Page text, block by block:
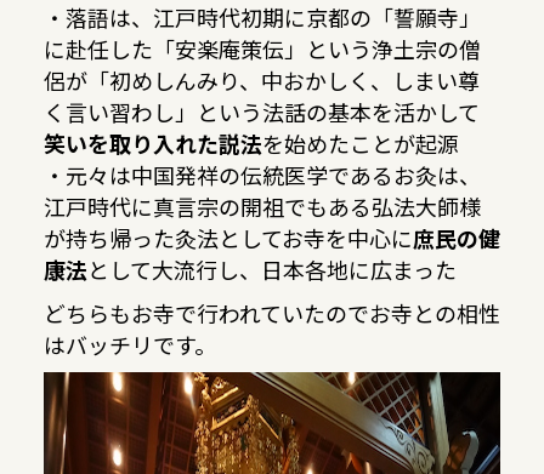
・落語は、江戸時代初期に京都の「誓願寺」
に赴任した「安楽庵策伝」という浄土宗の僧
侶が「初めしんみり、中おかしく、しまい尊
く言い習わし」という法話の基本を活かして
笑いを取り入れた説法を始めたことが起源
・元々は中国発祥の伝統医学であるお灸は、
江戸時代に真言宗の開祖でもある弘法大師様
が持ち帰った灸法としてお寺を中心に庶民の健
康法として大流行し、日本各地に広まった
どちらもお寺で行われていたのでお寺との相性
はバッチリです。